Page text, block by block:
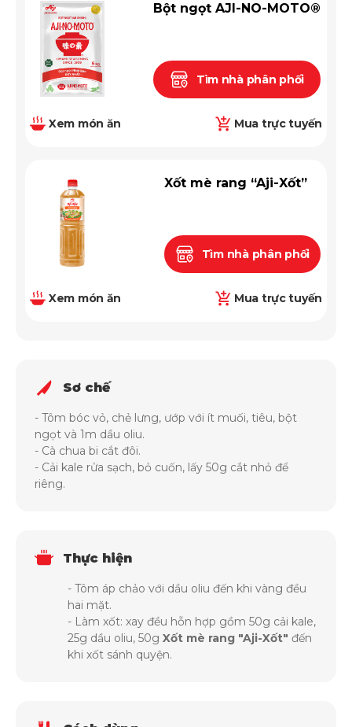
Bột ngọt AJI-NO-MOTO®
Tìm nhà phân phối
Xem món ăn Mua trực tuyến
Xốt mè rang “Aji-Xốt”
Tìm nhà phân phối
Xem món ăn Mua trực tuyến
Sơ chế
- Tôm bóc vỏ, chẻ lưng, ướp với ít muối, tiêu, bột
ngọt và 1m dầu oliu.
- Cà chua bi cắt đôi.
- Cải kale rửa sạch, bỏ cuốn, lấy 50g cắt nhỏ để
riêng.
Thực hiện
- Tôm áp chảo với dầu oliu đến khi vàng đều
hai mặt.
- Làm xốt: xay đều hỗn hợp gồm 50g cải kale,
25g dầu oliu, 50g Xốt mè rang "Aji-Xốt" đến
khi xốt sánh quyện.